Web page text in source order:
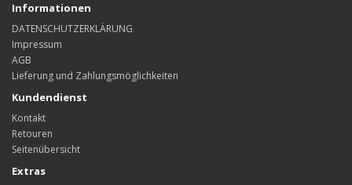
Informationen
DATENSCHUTZERKLÄRUNG
Impressum
AGB
Lieferung und Zahlungsmöglichkeiten
Kundendienst
Kontakt
Retouren
Seitenübersicht
Extras